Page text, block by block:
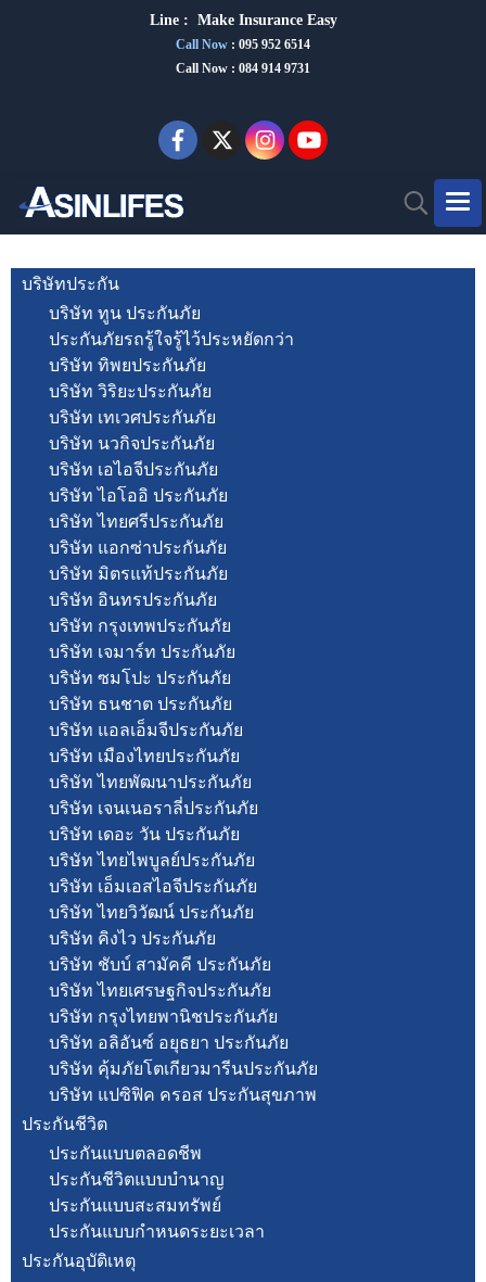
Line : Make Insurance Easy
Call Now : 095 952 6514
Call Now : 084 914 9731
บริษัทประกัน
บริษัท ทูน ประกันภัย
ประกันภัยรถรู้ใจรู้ไว้ประหยัดกว่า
บริษัท ทิพยประกันภัย
บริษัท วิริยะประกันภัย
บริษัท เทเวศประกันภัย
บริษัท นวกิจประกันภัย
บริษัท เอไอจีประกันภัย
บริษัท ไอโออิ ประกันภัย
บริษัท ไทยศรีประกันภัย
บริษัท แอกซ่าประกันภัย
บริษัท มิตรแท้ประกันภัย
บริษัท อินทรประกันภัย
บริษัท กรุงเทพประกันภัย
บริษัท เจมาร์ท ประกันภัย
บริษัท ซมโปะ ประกันภัย
บริษัท ธนชาต ประกันภัย
บริษัท แอลเอ็มจีประกันภัย
บริษัท เมืองไทยประกันภัย
บริษัท ไทยพัฒนาประกันภัย
บริษัท เจนเนอราลี่ประกันภัย
บริษัท เดอะ วัน ประกันภัย
บริษัท ไทยไพบูลย์ประกันภัย
บริษัท เอ็มเอสไอจีประกันภัย
บริษัท ไทยวิวัฒน์ ประกันภัย
บริษัท คิงไว ประกันภัย
บริษัท ชับบ์ สามัคคี ประกันภัย
บริษัท ไทยเศรษฐกิจประกันภัย
บริษัท กรุงไทยพานิชประกันภัย
บริษัท อลิอันซ์ อยุธยา ประกันภัย
บริษัท คุ้มภัยโตเกียวมารีนประกันภัย
บริษัท แปซิฟิค ครอส ประกันสุขภาพ
ประกันชีวิต
ประกันแบบตลอดชีพ
ประกันชีวิตแบบบำนาญ
ประกันแบบสะสมทรัพย์
ประกันแบบกำหนดระยะเวลา
ประกันอุบัติเหตุ